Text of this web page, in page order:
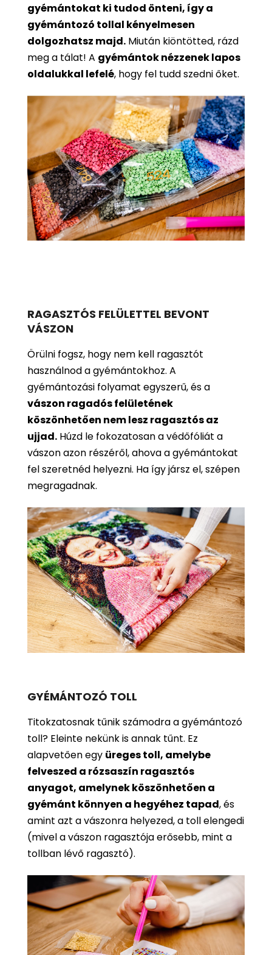
gyémántokat ki tudod önteni, így a
gyémántozó tollal kényelmesen
dolgozhatsz majd. Miután kiöntötted, rázd
meg a tálat! A gyémántok nézzenek lapos
oldalukkal lefelé, hogy fel tudd szedni őket.
RAGASZTÓS FELÜLETTEL BEVONT
VÁSZON
Örülni fogsz, hogy nem kell ragasztót
használnod a gyémántokhoz. A
gyémántozási folyamat egyszerű, és a
vászon ragadós felületének
köszönhetően nem lesz ragasztós az
ujjad. Húzd le fokozatosan a védőfóliát a
vászon azon részéről, ahova a gyémántokat
fel szeretnéd helyezni. Ha így jársz el, szépen
megragadnak.
GYÉMÁNTOZÓ TOLL
Titokzatosnak tűnik számodra a gyémántozó
toll? Eleinte nekünk is annak tűnt. Ez
alapvetően egy üreges toll, amelybe
felveszed a rózsaszín ragasztós
anyagot, amelynek köszönhetően a
gyémánt könnyen a hegyéhez tapad, és
amint azt a vászonra helyezed, a toll elengedi
(mivel a vászon ragasztója erősebb, mint a
tollban lévő ragasztó).